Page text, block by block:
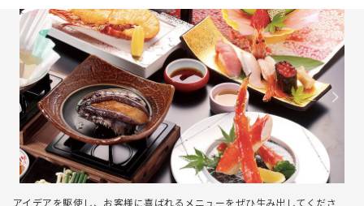
アイデアを駆使し、お客様に喜ばれるメニューをぜひ生み出してくださ